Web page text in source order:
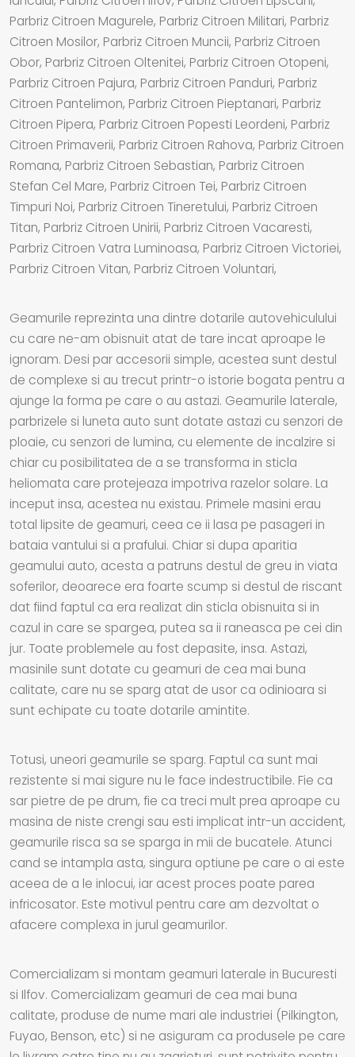
Parbriz Citroen Magurele, Parbriz Citroen Militari, Parbriz
Citroen Mosilor, Parbriz Citroen Muncii, Parbriz Citroen
Obor, Parbriz Citroen Oltenitei, Parbriz Citroen Otopeni,
Parbriz Citroen Pajura, Parbriz Citroen Panduri, Parbriz
Citroen Pantelimon, Parbriz Citroen Pieptanari, Parbriz
Citroen Pipera, Parbriz Citroen Popesti Leordeni, Parbriz
Citroen Primaverii, Parbriz Citroen Rahova, Parbriz Citroen
Romana, Parbriz Citroen Sebastian, Parbriz Citroen
Stefan Cel Mare, Parbriz Citroen Tei, Parbriz Citroen
Timpuri Noi, Parbriz Citroen Tineretului, Parbriz Citroen
Titan, Parbriz Citroen Unirii, Parbriz Citroen Vacaresti,
Parbriz Citroen Vatra Luminoasa, Parbriz Citroen Victoriei,
Parbriz Citroen Vitan, Parbriz Citroen Voluntari,
Geamurile reprezinta una dintre dotarile autovehiculului
cu care ne-am obisnuit atat de tare incat aproape le
ignoram. Desi par accesorii simple, acestea sunt destul
de complexe si au trecut printr-o istorie bogata pentru a
ajunge la forma pe care o au astazi. Geamurile laterale,
parbrizele si luneta auto sunt dotate astazi cu senzori de
ploaie, cu senzori de lumina, cu elemente de incalzire si
chiar cu posibilitatea de a se transforma in sticla
heliomata care protejeaza impotriva razelor solare. La
inceput insa, acestea nu existau. Primele masini erau
total lipsite de geamuri, ceea ce ii lasa pe pasageri in
bataia vantului si a prafului. Chiar si dupa aparitia
geamului auto, acesta a patruns destul de greu in viata
soferilor, deoarece era foarte scump si destul de riscant
dat fiind faptul ca era realizat din sticla obisnuita si in
cazul in care se spargea, putea sa ii raneasca pe cei din
jur. Toate problemele au fost depasite, insa. Astazi,
masinile sunt dotate cu geamuri de cea mai buna
calitate, care nu se sparg atat de usor ca odinioara si
sunt echipate cu toate dotarile amintite.
Totusi, uneori geamurile se sparg. Faptul ca sunt mai
rezistente si mai sigure nu le face indestructibile. Fie ca
sar pietre de pe drum, fie ca treci mult prea aproape cu
masina de niste crengi sau esti implicat intr-un accident,
geamurile risca sa se sparga in mii de bucatele. Atunci
cand se intampla asta, singura optiune pe care o ai este
aceea de a le inlocui, iar acest proces poate parea
infricosator. Este motivul pentru care am dezvoltat o
afacere complexa in jurul geamurilor.
Comercializam si montam geamuri laterale in Bucuresti
si Ilfov. Comercializam geamuri de cea mai buna
calitate, produse de nume mari ale industriei (Pilkington,
Fuyao, Benson, etc) si ne asiguram ca produsele pe care